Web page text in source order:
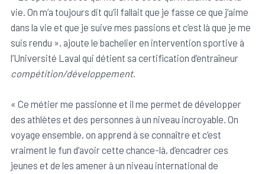
vie. On m’a toujours dit qu’il fallait que je fasse ce que j’aime
dans la vie et que je suive mes passions et c’est là que je me
suis rendu », ajoute le bachelier en intervention sportive à
l’Université Laval qui détient sa certification d’entraîneur
compétition/développement.
« Ce métier me passionne et il me permet de développer
des athlètes et des personnes à un niveau incroyable. On
voyage ensemble, on apprend à se connaître et c’est
vraiment le fun d’avoir cette chance-là, d’encadrer ces
jeunes et de les amener à un niveau international de